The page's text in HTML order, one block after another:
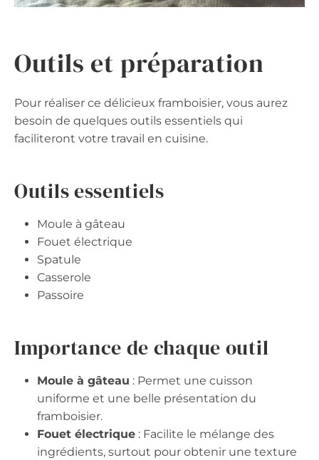
Outils et préparation
Pour réaliser ce délicieux framboisier, vous aurez
besoin de quelques outils essentiels qui
faciliteront votre travail en cuisine.
Outils essentiels
Moule à gâteau
Fouet électrique
Spatule
Casserole
Passoire
Importance de chaque outil
Moule à gâteau : Permet une cuisson
uniforme et une belle présentation du
framboisier.
Fouet électrique : Facilite le mélange des
ingrédients, surtout pour obtenir une texture